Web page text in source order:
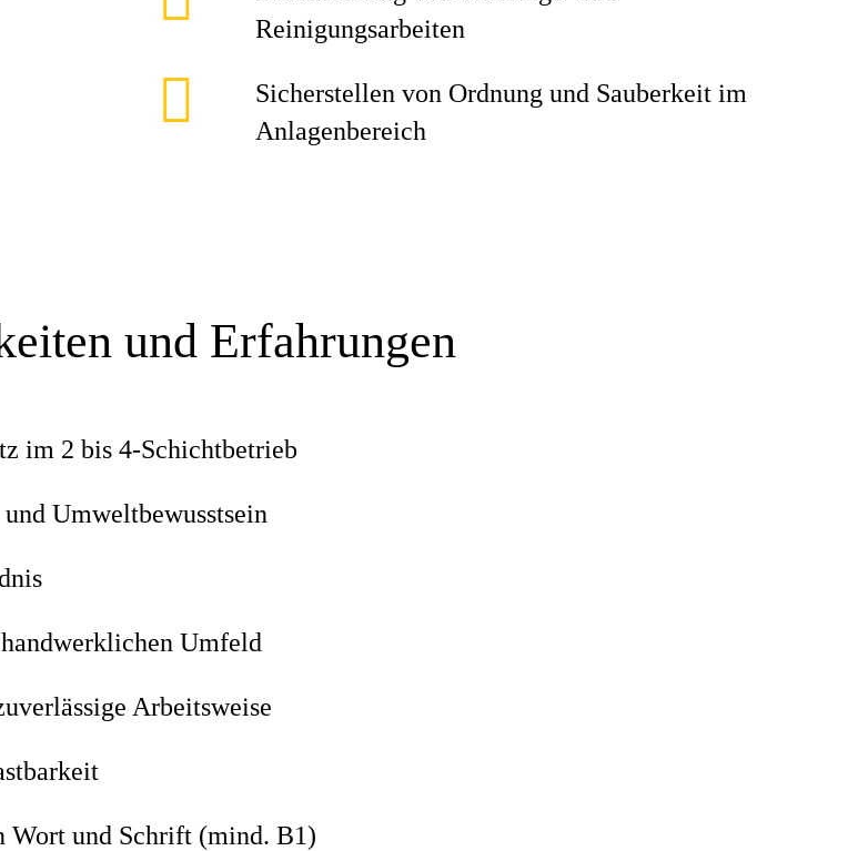
Reinigungsarbeiten
Sicherstellen von Ordnung und Sauberkeit im
Anlagenbereich
und Erfahrungen
im 2 bis 4-Schichtbetrieb
Umweltbewusstsein
Umfeld
Arbeitsweise
Wort und Schrift (mind. B1)